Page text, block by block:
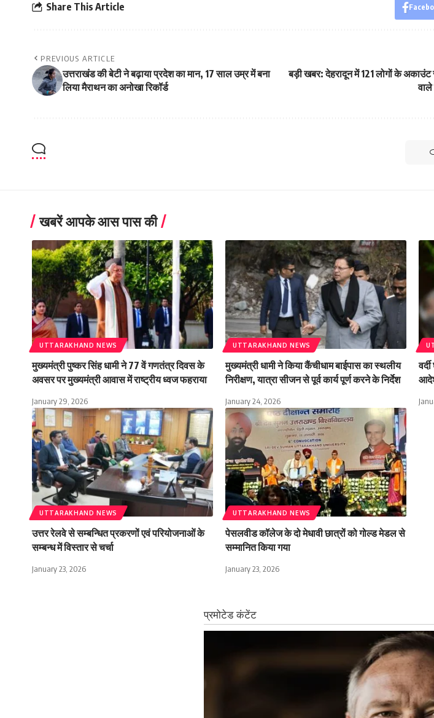
Share This Article
PREVIOUS ARTICLE
उत्तराखंड की बेटी ने बढ़ाया प्रदेश का मान, 17 साल उम्र में बना
लिया मैराथन का अनोखा रिकॉर्ड
बड़ी खबर: देहरादून में 121 लोगों के
वाले
खबरें आपके आस पास की
UTTARAKHAND NEWS
मुख्यमंत्री पुष्कर सिंह धामी ने 77 वें गणतंत्र दिवस के
अवसर पर मुख्यमंत्री आवास में राष्ट्रीय ध्वज फहराया
January 29, 2026
UTTARAKHAND NEWS
मुख्यमंत्री धामी ने किया कैंचीधाम बाईपास का स्थलीय
निरीक्षण, यात्रा सीजन से पूर्व कार्य पूर्ण करने के निर्देश
January 24, 2026
UTTARAKHAND NEWS
उत्तर रेलवे से सम्बन्धित प्रकरणों एवं परियोजनाओं के
सम्बन्ध में विस्तार से चर्चा
January 23, 2026
UTTARAKHAND NEWS
पेसलवीड कॉलेज के दो मेधावी छात्रों को गोल्ड मेडल से
सम्मानित किया गया
January 23, 2026